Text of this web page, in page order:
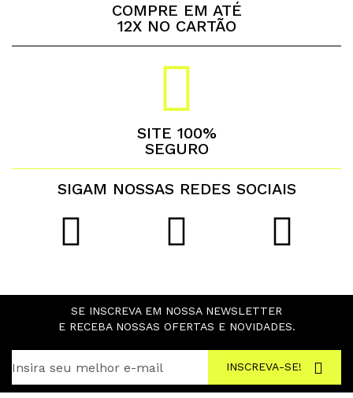
COMPRE EM ATÉ
12X NO CARTÃO
SITE 100%
SEGURO
SIGAM NOSSAS REDES SOCIAIS
SE INSCREVA EM NOSSA NEWSLETTER
E RECEBA NOSSAS OFERTAS E NOVIDADES.
INSCREVA-SE!